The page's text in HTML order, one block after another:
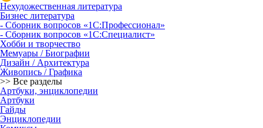
Нехудожественная литература
Бизнес литература
- Сборник вопросов «1С:Профессионал»
- Сборник вопросов «1С:Специалист»
Хобби и творчество
Мемуары / Биографии
Дизайн / Архитектура
Живопись / Графика
>> Все разделы
Артбуки, энциклопедии
Артбуки
Гайды
Энциклопедии